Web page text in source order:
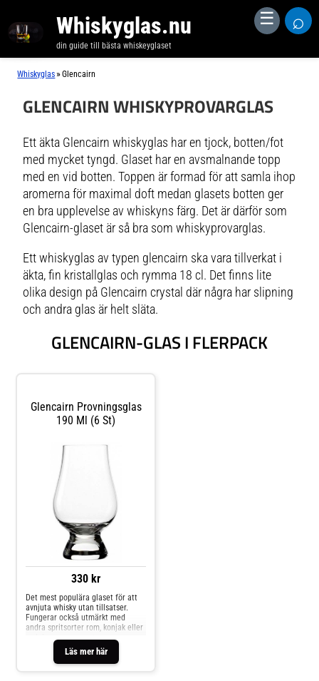
Whiskyglas.nu
din guide till bästa whiskeyglaset
☰ ⌕
Whiskyglas »Glencairn
GLENCAIRN WHISKYPROVARGLAS
Ett äkta Glencairn whiskyglas har en tjock, botten/fot
med mycket tyngd. Glaset har en avsmalnande topp
med en vid botten. Toppen är formad för att samla ihop
aromerna för maximal doft medan glasets botten ger
en bra upplevelse av whiskyns färg. Det är därför som
Glencairn-glaset är så bra som whiskyprovarglas.
Ett whiskyglas av typen glencairn ska vara tillverkat i
äkta, fin kristallglas och rymma 18 cl. Det finns lite
olika design på Glencairn crystal där några har slipning
och andra glas är helt släta.
GLENCAIRN-GLAS I FLERPACK
Glencairn Provningsglas
190 Ml (6 St)
330 kr
Läs mer här
Det mest populära glaset för att
avnjuta whisky utan tillsatser.
Fungerar också utmärkt med
andra spritsorter rom, konjak eller
vad du serverar rent.